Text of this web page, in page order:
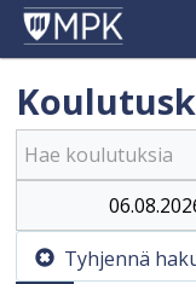
Tyhjennä